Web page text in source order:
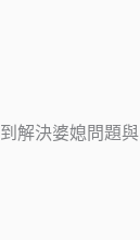
解決婆媳問題與